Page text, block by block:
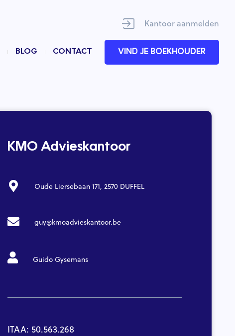
Kantoor aanmelden
BLOG CONTACT VIND JE BOEKHOUDER
KMO Advieskantoor
Oude Liersebaan 171, 2570 DUFFEL
guy@kmoadvieskantoor.be
Guido Gysemans
ITAA: 50.563.268